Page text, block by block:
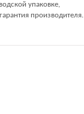
упаковке,
производителя.